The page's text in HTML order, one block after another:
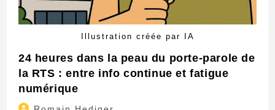
Illustration créée par IA
24 heures dans la peau du porte-parole de
la RTS : entre info continue et fatigue
numérique​
Auteur/autrice